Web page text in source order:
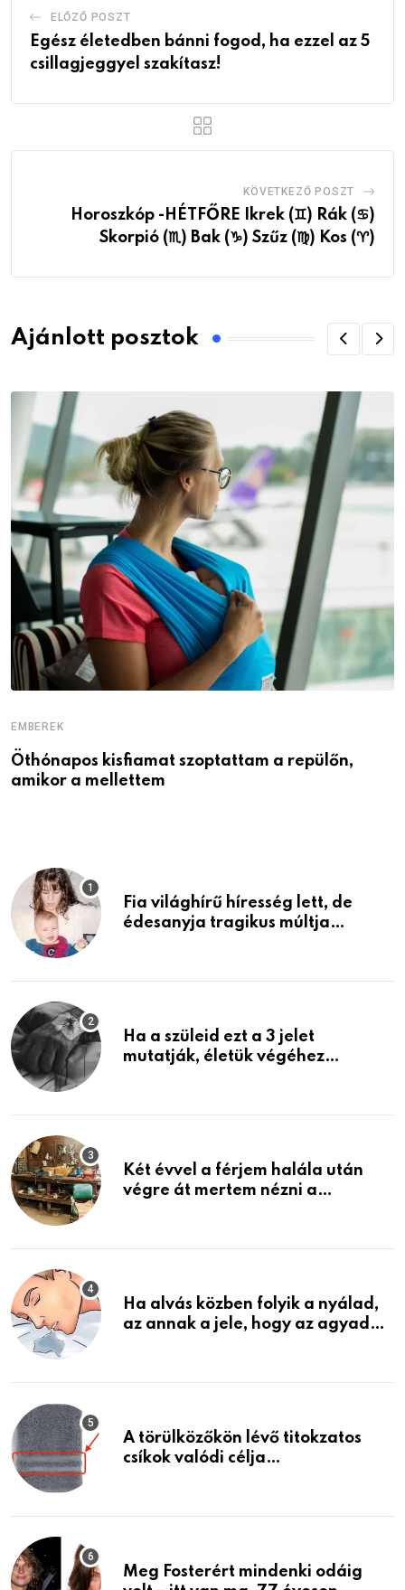
ELŐZŐ POSZT
Egész életedben bánni fogod, ha ezzel az 5
csillagjeggyel szakítasz!
KÖVETKEZŐ POSZT
Horoszkóp -HÉTFŐRE Ikrek (♊) Rák (♋)
Skorpió (♏) Bak (♑) Szűz (♍) Kos (♈)
Ajánlott posztok
EMBEREK
Öthónapos kisfiamat szoptattam a repülőn,
amikor a mellettem
Fia világhírű híresség lett, de
édesanyja tragikus múltja
Ha a szüleid ezt a 3 jelet
mutatják, életük végéhez
Két évvel a férjem halála után
végre át mertem nézni a
életemet
Ha alvás közben folyik a nyálad,
az annak a jele, hogy az agyad…
A törülközőkön lévő titokzatos
csíkok valódi célja…
Meg Fosterért mindenki odáig